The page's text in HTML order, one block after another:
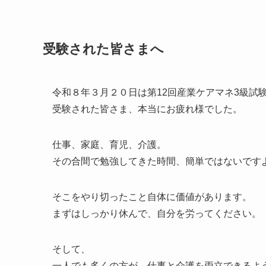
受験された皆さまへ
令和８年３月２０日は第12回産業ケアマネ3級試験
受験された皆さま、本当にお疲れ様でした。
仕事、家庭、育児、介護。
その合間で勉強してきた時間、簡単ではないです
そこをやり切ったこと自体に価値があります。
まずはしっかり休んで、自分を労ってください。
そして、